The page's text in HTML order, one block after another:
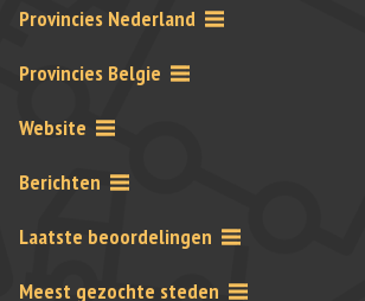
Provincies Nederland
Provincies Belgie
Website
Berichten
Laatste beoordelingen
Meest gezochte steden